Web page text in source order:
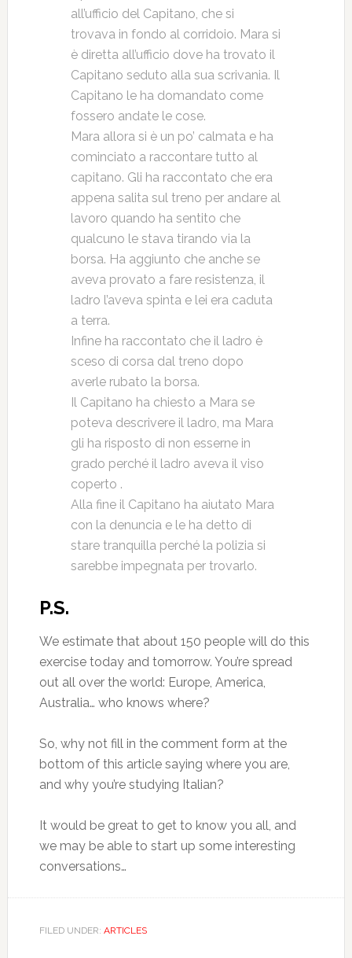
all’ufficio del Capitano, che si
trovava in fondo al corridoio. Mara si
è diretta all’ufficio dove ha trovato il
Capitano seduto alla sua scrivania. Il
Capitano le ha domandato come
fossero andate le cose.
Mara allora si è un po’ calmata e ha
cominciato a raccontare tutto al
capitano. Gli ha raccontato che era
appena salita sul treno per andare al
lavoro quando ha sentito che
qualcuno le stava tirando via la
borsa. Ha aggiunto che anche se
aveva provato a fare resistenza, il
ladro l’aveva spinta e lei era caduta
a terra.
Infine ha raccontato che il ladro è
sceso di corsa dal treno dopo
averle rubato la borsa.
Il Capitano ha chiesto a Mara se
poteva descrivere il ladro, ma Mara
gli ha risposto di non esserne in
grado perché il ladro aveva il viso
coperto .
Alla fine il Capitano ha aiutato Mara
con la denuncia e le ha detto di
stare tranquilla perché la polizia si
sarebbe impegnata per trovarlo.
P.S.
We estimate that about 150 people will do this
exercise today and tomorrow. You’re spread
out all over the world: Europe, America,
Australia… who knows where?
So, why not fill in the comment form at the
bottom of this article saying where you are,
and why you’re studying Italian?
It would be great to get to know you all, and
we may be able to start up some interesting
conversations…
FILED UNDER: ARTICLES